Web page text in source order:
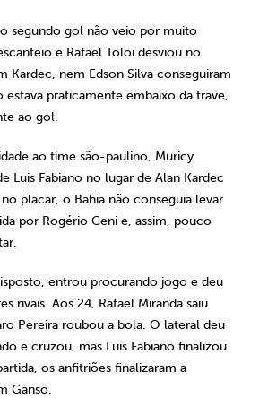
segundo gol não veio por muito
e Rafael Toloi desviou no
Kardec, nem Edson Silva conseguiram
estava praticamente embaixo da trave,
ao gol.
ao time são-paulino, Muricy
Luis Fabiano no lugar de Alan Kardec
placar, o Bahia não conseguia levar
por Rogério Ceni e, assim, pouco
entrou procurando jogo e deu
rivais. Aos 24, Rafael Miranda saiu
Pereira roubou a bola. O lateral deu
e cruzou, mas Luis Fabiano finalizou
os anfitriões finalizaram a
Ganso.